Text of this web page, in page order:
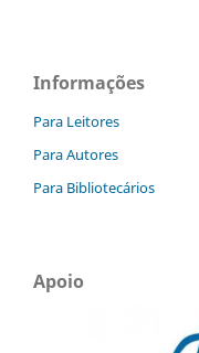
Informações
Para Leitores
Para Autores
Para Bibliotecários
Apoio